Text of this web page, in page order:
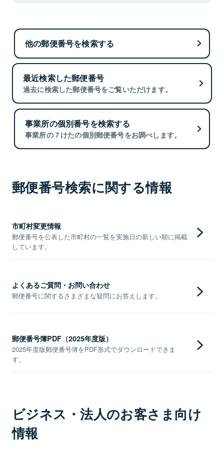
他の郵便番号を検索する
最近検索した郵便番号
過去に検索した郵便番号をご覧いただけます。
事業所の個別番号を検索する
事業所の７けたの個別郵便番号をお調べします。
郵便番号検索に関する情報
市町村変更情報
郵便番号を公表した市町村の一覧を実施日の新しい順に掲載
しています。
よくあるご質問・お問い合わせ
郵便番号に関するさまざまな疑問にお答えします。
郵便番号簿PDF（2025年度版）
2025年度版郵便番号簿をPDF形式でダウンロードできま
す。
ビジネス・法人のお客さま向け
情報